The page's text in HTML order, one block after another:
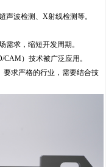
声波检测、X射线检测等。
需求，缩短开发周期。
）技术被广泛应用。
要求严格的行业，需要结合技